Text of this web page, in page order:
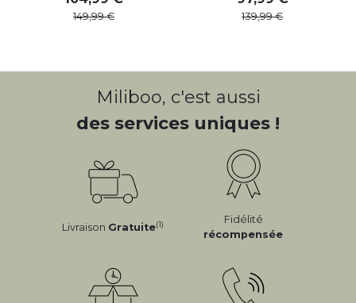
149,99 139,99
Miliboo, c'est aussi
des services uniques !
Livraison Gratuite(1)
Fidélité
récompensée